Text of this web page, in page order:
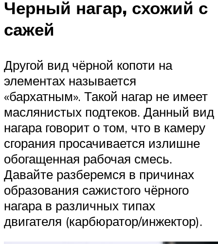
Черный нагар, схожий с
сажей
Другой вид чёрной копоти на
элементах называется
«бархатным». Такой нагар не имеет
маслянистых подтеков. Данный вид
нагара говорит о том, что в камеру
сгорания просачивается излишне
обогащенная рабочая смесь.
Давайте разберемся в причинах
образования сажистого чёрного
нагара в различных типах
двигателя (карбюратор/инжектор).